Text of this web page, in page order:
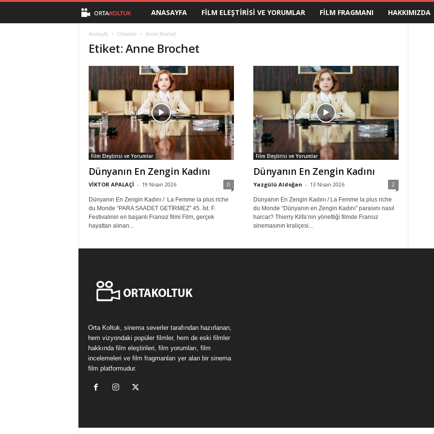
a
K
o
l
t
u
k
ANASAYFA FILM ELEŞTIRISI VE YORUMLAR FILM FRAGMANI HAKKIMIZDA
Anasayfa Etiketler Anne Brochet
Etiket: Anne Brochet
Film Eleştirisi ve Yorumlar
Dünyanın En Zengin Kadını
VİKTOR APALAÇİ - 19 Nisan 2026 0
Dünyanın En Zengin Kadını / La Femme la plus riche
du Monde “PARA SAADET GETİRMEZ” 45. İst. F.
Festivalinin en başarılı Fransız filmi Film, gerçek
hayattan alınan...
Film Eleştirisi ve Yorumlar
Dünyanın En Zengin Kadını
Yazgülü Aldoğan - 13 Nisan 2026 2
Dünyanın En Zengin Kadını / La Femme la plus riche
du Monde “Dünyanın en Zengin Kadını” parasını nasıl
harcar? Thierry Klifa’nin yönettiği filmde Fransız
sinemasının kraliçesi...
Orta Koltuk, sinema severler tarafından hazırlanan,
hem vizyondaki popüler filmler, hem de eski filmler
hakkında film eleştirileri, film yorumları, film
incelemeleri ve film fragmanları yer alan bir sinema
film platformudur.